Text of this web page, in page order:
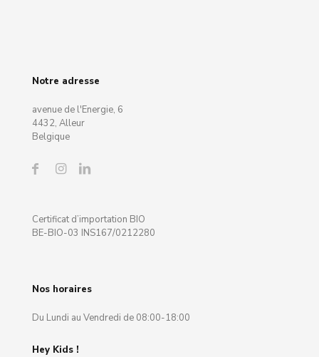
Notre adresse
avenue de l'Energie, 6
4432, Alleur
Belgique
Certificat d’importation BIO
BE-BIO-03 INS167/0212280
Nos horaires
Du Lundi au Vendredi de 08:00-18:00
Hey Kids !